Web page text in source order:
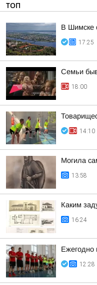
ТОП
В Шимске
17:25
Семьи
18:00
14:10
Могила
13:58
Каким
16:24
Ежегодно
12:28